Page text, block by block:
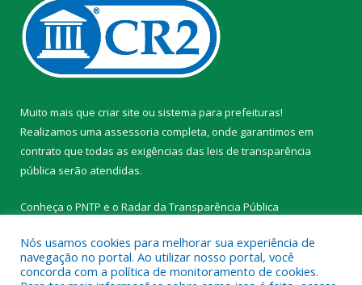
Muito mais que criar site ou sistema para prefeituras!
Realizamos uma assessoria completa, onde garantimos em
contrato que todas as exigências das leis de transparência
pública serão atendidas.
Conheça o PNTP e o Radar da Transparência Pública
Nós usamos cookies para melhorar sua experiência de
navegação no portal. Ao utilizar nosso portal, você
concorda com a política de monitoramento de cookies.